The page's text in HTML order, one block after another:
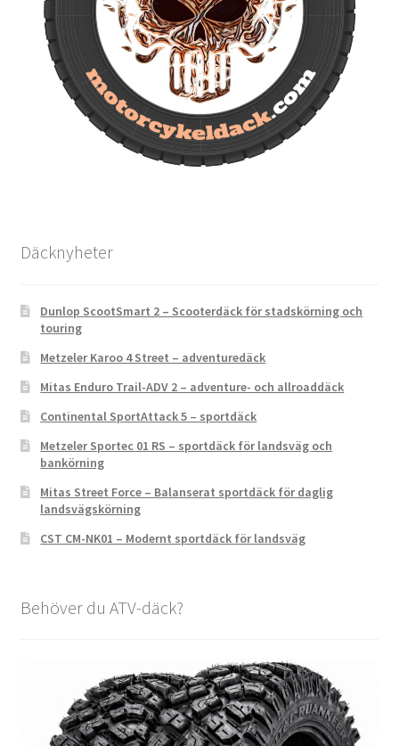
Däcknyheter
Dunlop ScootSmart 2 – Scooterdäck för stadskörning och
touring
Metzeler Karoo 4 Street – adventuredäck
Mitas Enduro Trail-ADV 2 – adventure- och allroaddäck
Continental SportAttack 5 – sportdäck
Metzeler Sportec 01 RS – sportdäck för landsväg och
bankörning
Mitas Street Force – Balanserat sportdäck för daglig
landsvägskörning
CST CM-NK01 – Modernt sportdäck för landsväg
Behöver du ATV-däck?